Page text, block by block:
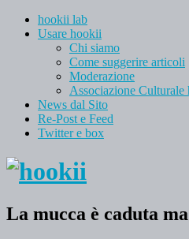
hookii lab
Usare hookii
Chi siamo
Come suggerire articoli
Moderazione
Associazione Culturale
News dal Sito
Re-Post e Feed
Twitter e box
La mucca è caduta